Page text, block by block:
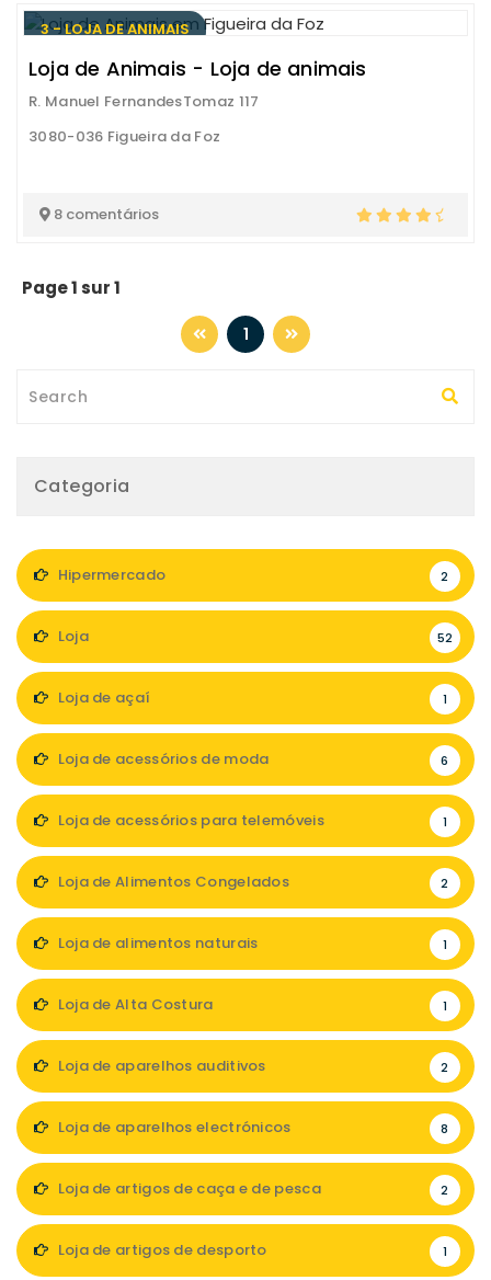
3 - LOJA DE ANIMAIS
Loja de Animais - Loja de animais
R. Manuel FernandesTomaz 117
3080-036 Figueira da Foz
8 comentários
Page 1 sur 1
1
Categoria
Hipermercado 2
Loja 52
Loja de açaí 1
Loja de acessórios de moda 6
Loja de acessórios para telemóveis 1
Loja de Alimentos Congelados 2
Loja de alimentos naturais 1
Loja de Alta Costura 1
Loja de aparelhos auditivos 2
Loja de aparelhos electrónicos 8
Loja de artigos de caça e de pesca 2
Loja de artigos de desporto 1